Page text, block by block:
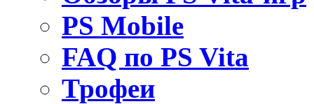
PS Mobile
FAQ по PS Vita
Трофеи